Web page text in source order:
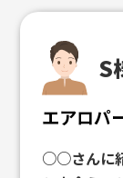
S
エアロパ
○○さんに